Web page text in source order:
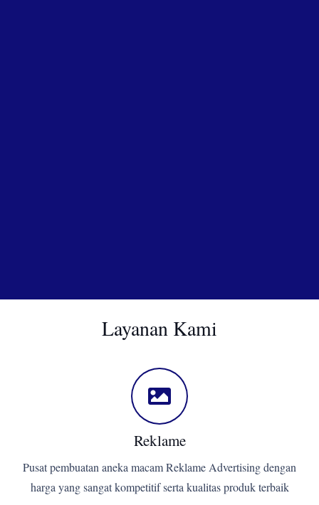
Layanan Kami
Reklame
Pusat pembuatan aneka macam Reklame Advertising dengan
harga yang sangat kompetitif serta kualitas produk terbaik